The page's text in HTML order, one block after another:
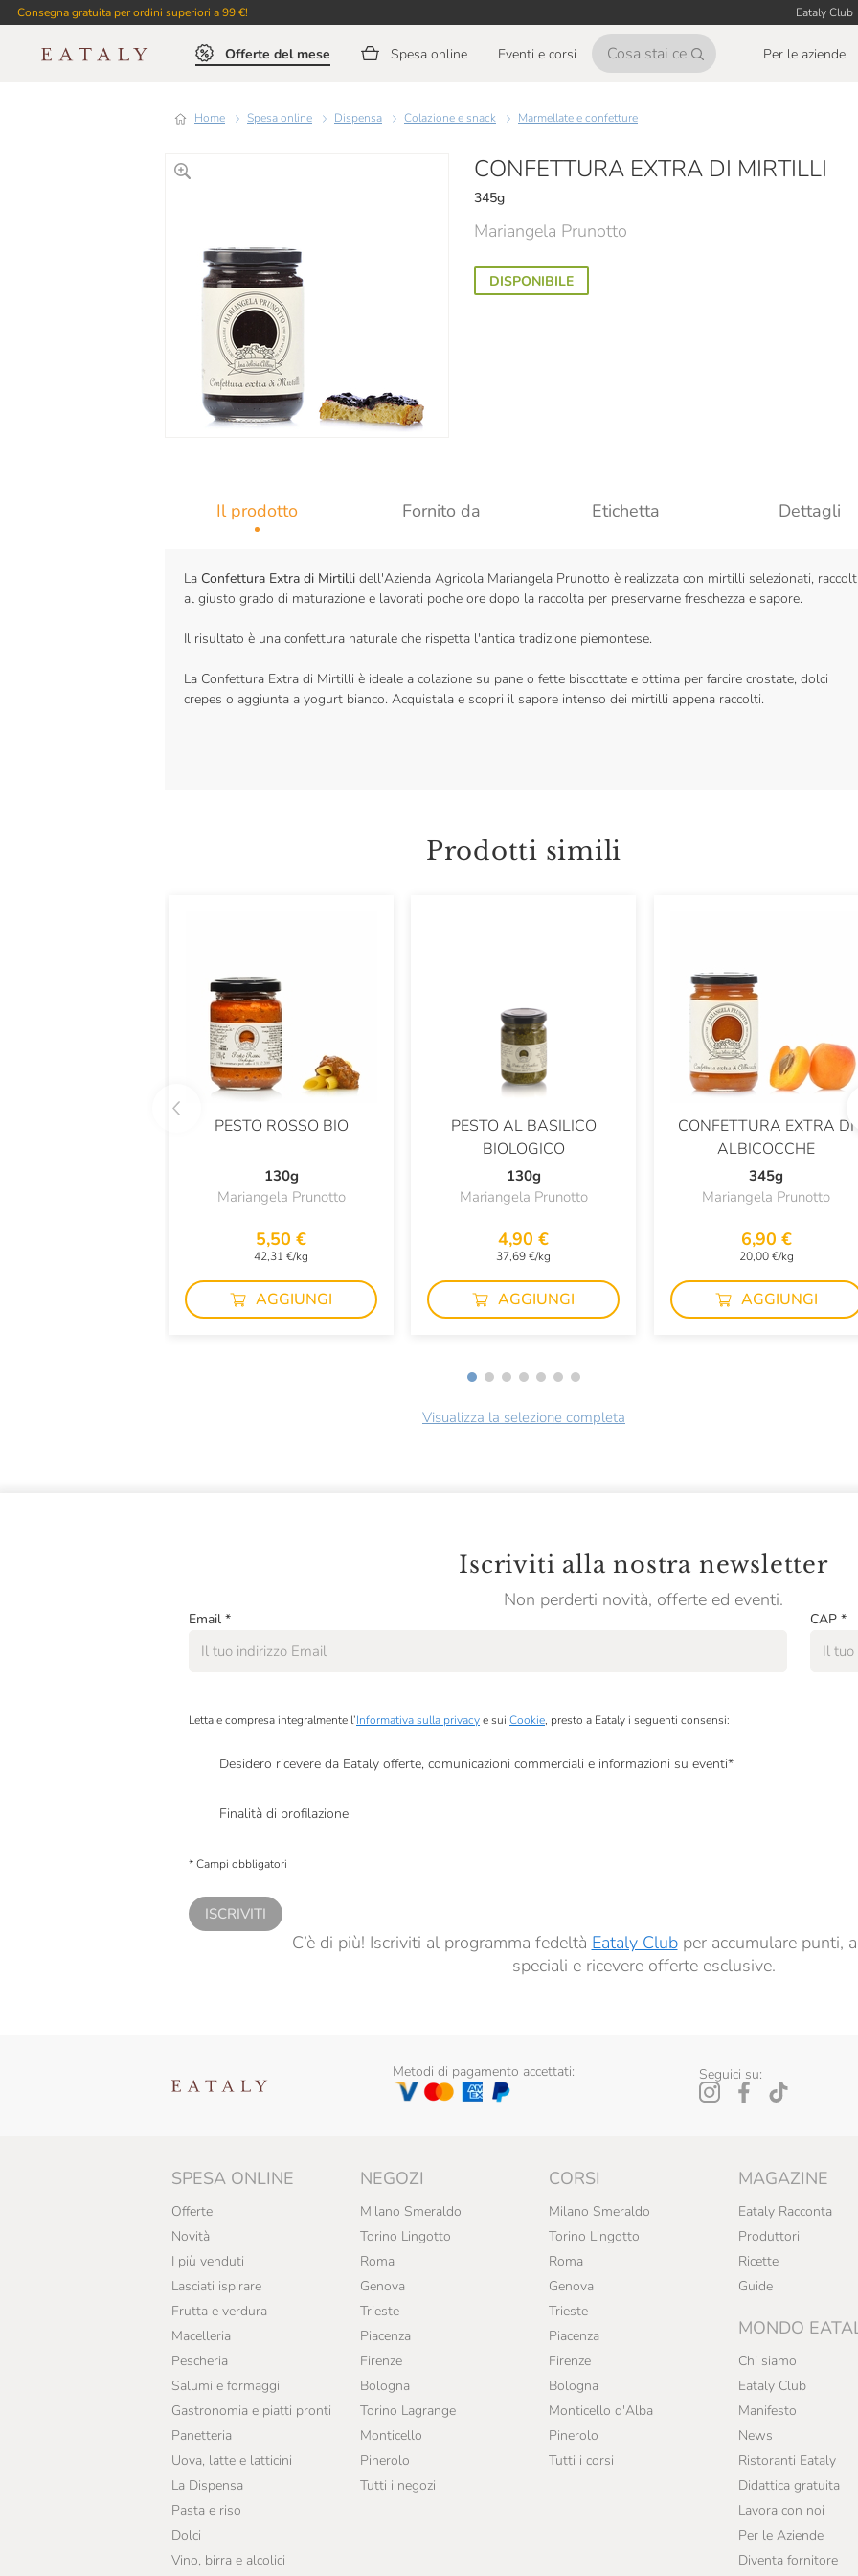
Consegna gratuita per ordini superiori a 99 €! Eataly Club
Offerte del mese Spesa online Eventi e corsi Per le aziende
Home Spesa online Dispensa Colazione e snack Marmellate e confetture
CONFETTURA EXTRA DI MIRTILLI
345g
Mariangela Prunotto
DISPONIBILE
Il prodotto Fornito da Etichetta Dettagli
La Confettura Extra di Mirtilli dell'Azienda Agricola Mariangela Prunotto è realizzata con mirtilli selezionati, raccolti
al giusto grado di maturazione e lavorati poche ore dopo la raccolta per preservarne freschezza e sapore.
Il risultato è una confettura naturale che rispetta l'antica tradizione piemontese.
La Confettura Extra di Mirtilli è ideale a colazione su pane o fette biscottate e ottima per farcire crostate, dolci
crepes o aggiunta a yogurt bianco. Acquistala e scopri il sapore intenso dei mirtilli appena raccolti.
Prodotti simili
PESTO ROSSO BIO
130g
Mariangela Prunotto
5,50 €
42,31 €/kg
AGGIUNGI
PESTO AL BASILICO
BIOLOGICO
130g
Mariangela Prunotto
4,90 €
37,69 €/kg
AGGIUNGI
CONFETTURA EXTRA DI
ALBICOCCHE
345g
Mariangela Prunotto
6,90 €
20,00 €/kg
AGGIUNGI
Visualizza la selezione completa
Iscriviti alla nostra newsletter
Non perderti novità, offerte ed eventi.
Email * CAP *
Letta e compresa integralmente l’Informativa sulla privacye sui Cookie, presto a Eataly i seguenti consensi:
Desidero ricevere da Eataly offerte, comunicazioni commerciali e informazioni su eventi*
Finalità di profilazione
* Campi obbligatori
ISCRIVITI
C’è di più! Iscriviti al programma fedeltà Eataly Clubper accumulare punti,
speciali e ricevere offerte esclusive.
Metodi di pagamento accettati: Seguici su:
SPESA ONLINE
Offerte
Novità
I più venduti
Lasciati ispirare
Frutta e verdura
Macelleria
Pescheria
Salumi e formaggi
Gastronomia e piatti pronti
Panetteria
Uova, latte e latticini
La Dispensa
Pasta e riso
Dolci
Vino, birra e alcolici
NEGOZI
Milano Smeraldo
Torino Lingotto
Roma
Genova
Trieste
Piacenza
Firenze
Bologna
Torino Lagrange
Monticello
Pinerolo
Tutti i negozi
CORSI
Milano Smeraldo
Torino Lingotto
Roma
Genova
Trieste
Piacenza
Firenze
Bologna
Monticello d'Alba
Pinerolo
Tutti i corsi
MAGAZINE
Eataly Racconta
Produttori
Ricette
Guide
MONDO
Chi siamo
Eataly Club
Manifesto
News
Ristoranti Eataly
Didattica gratuita
Lavora con noi
Per le Aziende
Diventa fornitore